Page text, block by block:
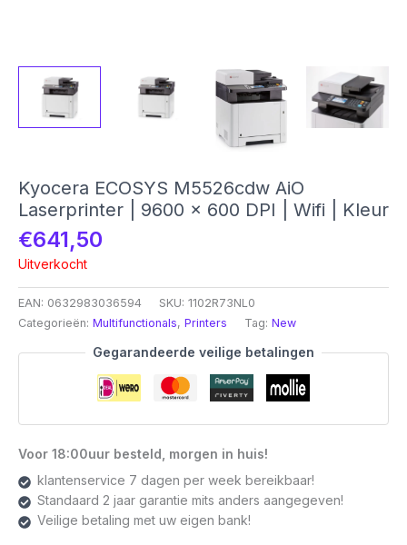
Kyocera ECOSYS M5526cdw AiO
Laserprinter | 9600 x 600 DPI | Wifi | Kleur
€641,50
Uitverkocht
EAN: 0632983036594 SKU: 1102R73NL0
Categorieën: Multifunctionals, Printers Tag: New
Gegarandeerde veilige betalingen
Voor 18:00uur besteld, morgen in huis!
klantenservice 7 dagen per week bereikbaar!
Standaard 2 jaar garantie mits anders aangegeven!
Veilige betaling met uw eigen bank!